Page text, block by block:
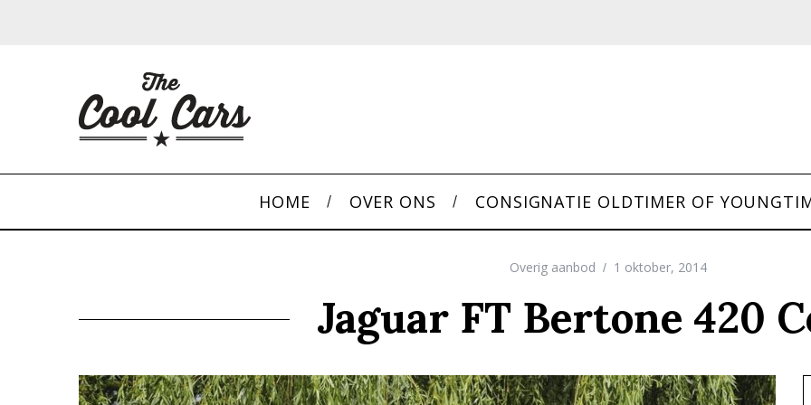
HOME OVER ONS CONSIGNATIE OLDTIMER OF
Overig aanbod 1 oktober, 2014
Jaguar FT Bertone 420